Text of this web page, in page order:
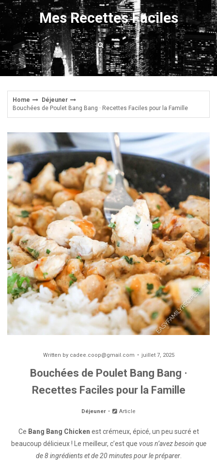
Skip
to
content
Mes Recettes Faciles
Home
Déjeuner
Bouchées de Poulet Bang Bang · Recettes Faciles pour la Famille
Written by cadee.coop@gmail.com juillet 7, 2025
Bouchées de Poulet Bang Bang ·
Recettes Faciles pour la Famille
Déjeuner Article
Ce Bang Bang Chicken est crémeux, épicé, un peu sucré et
beaucoup délicieux ! Le meilleur, c’est que vous n’avez besoin que
de 8 ingrédients et de 20 minutes pour le préparer.